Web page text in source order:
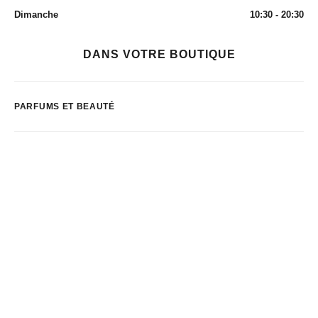
Dimanche
10:30 - 20:30
DANS VOTRE BOUTIQUE
PARFUMS ET BEAUTÉ